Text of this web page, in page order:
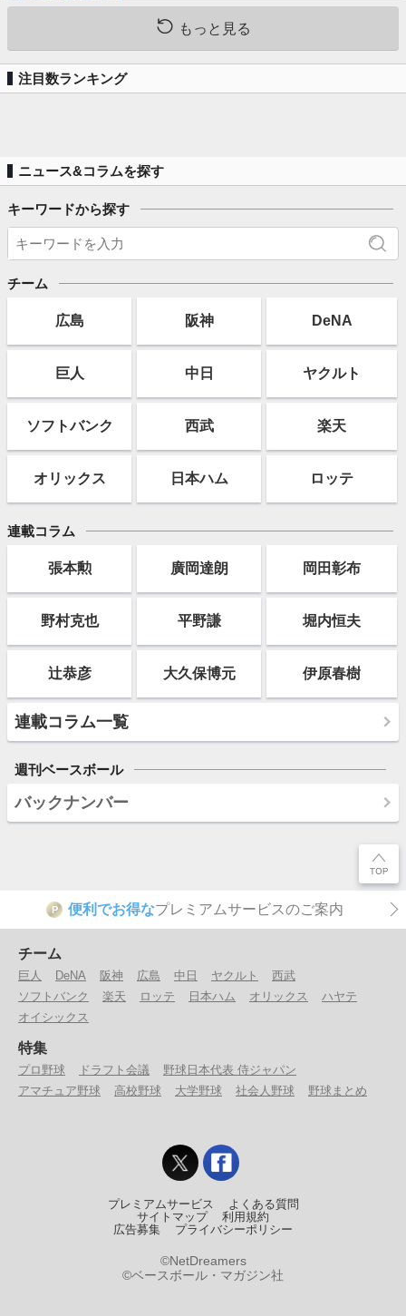
もっと見る
注目数ランキング
ニュース&コラムを探す
キーワードから探す
チーム
広島 阪神 DeNA
巨人 中日 ヤクルト
ソフト バンク 西武 楽天
オリックス 日本ハム ロッテ
連載コラム
張本勲 廣岡達朗 岡田彰布
野村克也 平野謙 堀内恒夫
辻恭彦 大久保博元 伊原春樹
連載コラム一覧
週刊ベースボール
バックナンバー
P 便利でお得なプレミアムサービスのご案内
チーム
巨人 DeNA 阪神 広島 中日 ヤクルト
西武
ソフトバンク
楽天 ロッテ 日本ハム オリックス
ハヤテ
オイシックス
特集
プロ野球 ドラフト会議
野球日本代表 侍ジャパン
アマチュア野球
高校野球 大学野球 社会人野球 野球まとめ
プレミアムサービス
よくある質問
サイトマップ
利用規約
広告募集
プライバシーポリシー
©NetDreamers
©ベースボール・マガジン社